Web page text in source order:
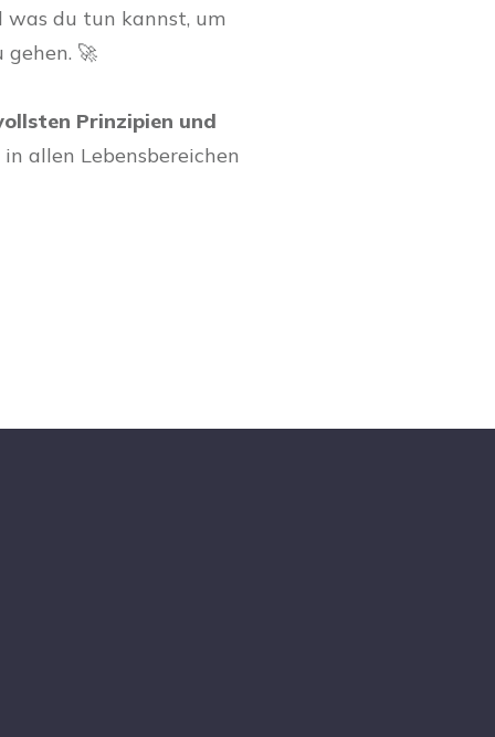
du tun kannst, um
🚀
Prinzipien und
in allen Lebensbereichen